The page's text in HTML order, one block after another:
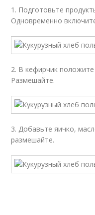
1. Подготовьте
Одновременно
2. В кефирчик положите
Размешайте.
3. Добавьте яичко,
размешайте.